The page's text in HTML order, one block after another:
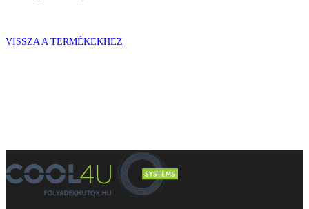
VISSZA A TERMÉKEKHEZ